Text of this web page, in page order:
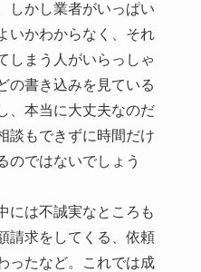
しかし業者がいっぱい
いかわからなく、それ
しまう人がいらっしゃ
の書き込みを見ている
、本当に大丈夫なのだ
談もできずに時間だけ
のではないでしょう
には不誠実なところも
請求をしてくる、依頼
ったなど。これでは成